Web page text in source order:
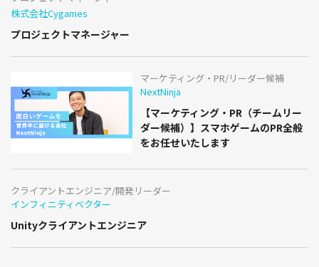
株式会社Cygames
プロジェクトマネージャー
マーケティング・PR/リーダー候補
NextNinja
【マーケティング・PR（チームリー
ダー候補）】スマホゲームのPR全般
をお任せいたします
クライアントエンジニア/開発リーダー
インフィニティベクター
Unityクライアントエンジニア